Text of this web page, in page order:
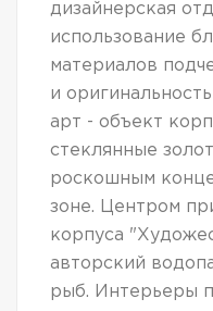
дизайнерская
использование
материалов
и
арт - объект
стеклянные
роскошным
зоне. Центром
корпуса
авторский
рыб. Интерьеры